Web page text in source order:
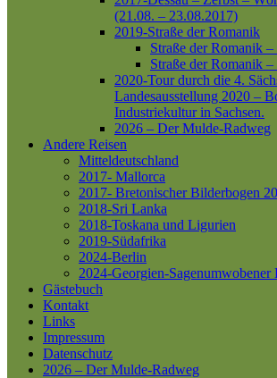
(21.08. – 23.08.2017)
2019-Straße der Romanik
Straße der Romanik
Straße der Romanik –
2020-Tour durch die 4.
Landesausstellung 2020 –
Industriekultur in Sachsen.
2026 – Der Mulde-Radweg
Andere Reisen
Mitteldeutschland
2017- Mallorca
2017- Bretonischer Bilderbogen
2018-Sri Lanka
2018-Toskana und Ligurien
2019-Südafrika
2024-Berlin
2024-Georgien-Sagenumwobener
Gästebuch
Kontakt
Links
Impressum
Datenschutz
2026 – Der Mulde-Radweg